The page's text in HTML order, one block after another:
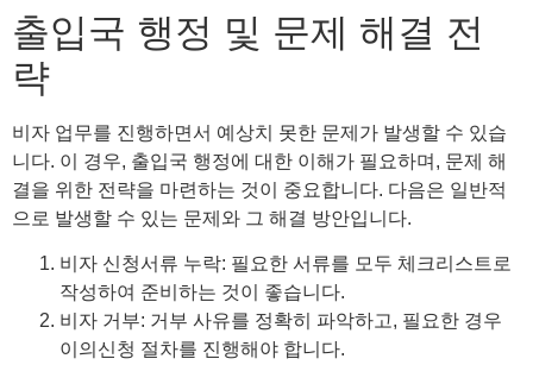
출입국 행정 및 문제 해결 전
략
비자 업무를 진행하면서 예상치 못한 문제가 발생할 수 있습
니다. 이 경우, 출입국 행정에 대한 이해가 필요하며, 문제 해
결을 위한 전략을 마련하는 것이 중요합니다. 다음은 일반적
으로 발생할 수 있는 문제와 그 해결 방안입니다.
비자 신청서류 누락: 필요한 서류를 모두 체크리스트로
작성하여 준비하는 것이 좋습니다.
비자 거부: 거부 사유를 정확히 파악하고, 필요한 경우
이의신청 절차를 진행해야 합니다.